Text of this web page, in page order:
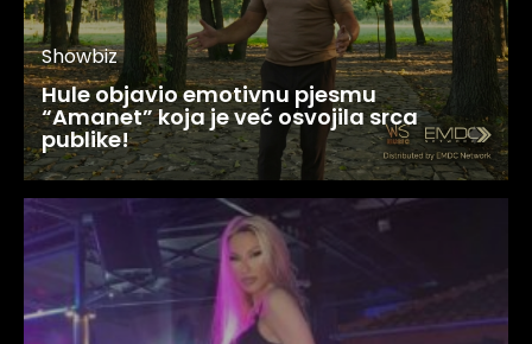
Showbiz
Hule objavio emotivnu pjesmu
“Amanet” koja je već osvojila srca
publike!